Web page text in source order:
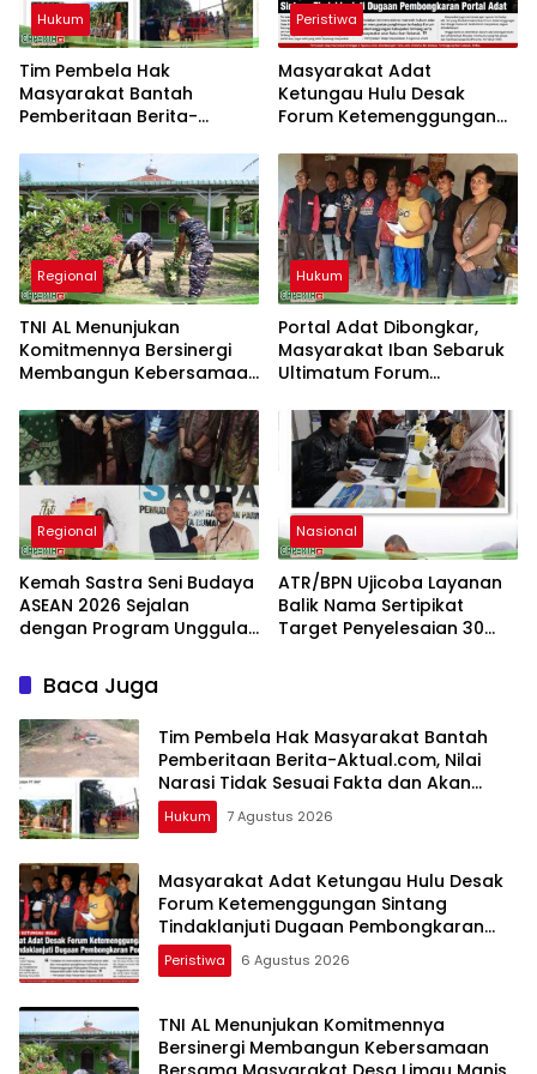
Hukum
Tim Pembela Hak
Masyarakat Bantah
Pemberitaan Berita-
Tidak Sesuai Fakta dan
Akan Tempuh Jalur Dewan
Pers
Peristiwa
Masyarakat Adat
Ketungau Hulu Desak
Forum Ketemenggungan
Dugaan Pembongkaran
Portal Adat
Regional
TNI AL Menunjukan
Komitmennya Bersinergi
Membangun Kebersamaan
Limau Manis
Hukum
Portal Adat Dibongkar,
Masyarakat Iban Sebaruk
Ultimatum Forum
“Jangan Biarkan Hukum
Adat Dilecehkan”
Regional
Kemah Sastra Seni Budaya
ASEAN 2026 Sejalan
dengan Program Unggulan
Nasional
ATR/BPN Ujicoba Layanan
Balik Nama Sertipikat
Target Penyelesaian 30
Baca Juga
Tim Pembela Hak Masyarakat Bantah
Pemberitaan Berita-Aktual.com, Nilai
Narasi Tidak Sesuai Fakta dan Akan
Tempuh Jalur Dewan Pers
Hukum 7 Agustus 2026
Masyarakat Adat Ketungau Hulu Desak
Forum Ketemenggungan Sintang
Tindaklanjuti Dugaan Pembongkaran
Portal Adat
Peristiwa 6 Agustus 2026
TNI AL Menunjukan Komitmennya
Bersinergi Membangun Kebersamaan